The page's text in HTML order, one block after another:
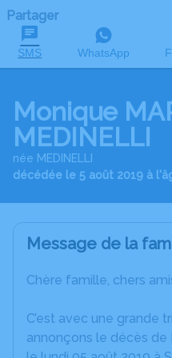
Partager
SMS WhatsApp
Monique
MEDINELLI
née MEDINELLI
décédée le 5 août 2019 à
Message de la
Chère famille, chers
C’est avec une grande
annonçons le décès de